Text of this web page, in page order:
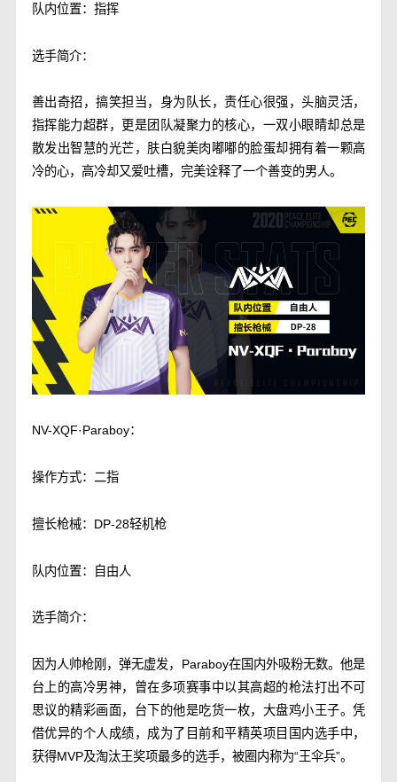
队内位置：指挥
选手简介：
善出奇招，搞笑担当，身为队长，责任心很强，头脑灵活，
指挥能力超群，更是团队凝聚力的核心，一双小眼睛却总是
散发出智慧的光芒，肤白貌美肉嘟嘟的脸蛋却拥有着一颗高
冷的心，高冷却又爱吐槽，完美诠释了一个善变的男人。
NV-XQF·Paraboy：
操作方式：二指
擅长枪械：DP-28轻机枪
队内位置：自由人
选手简介：
因为人帅枪刚，弹无虚发，Paraboy在国内外吸粉无数。他是
台上的高冷男神，曾在多项赛事中以其高超的枪法打出不可
思议的精彩画面，台下的他是吃货一枚，大盘鸡小王子。凭
借优异的个人成绩，成为了目前和平精英项目国内选手中，
获得MVP及淘汰王奖项最多的选手，被圈内称为“王伞兵”。